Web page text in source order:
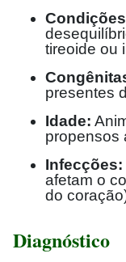
tireoide ou
presentes
Idade:
propensos
Infecções:
afetam o
do
Diagnóstico